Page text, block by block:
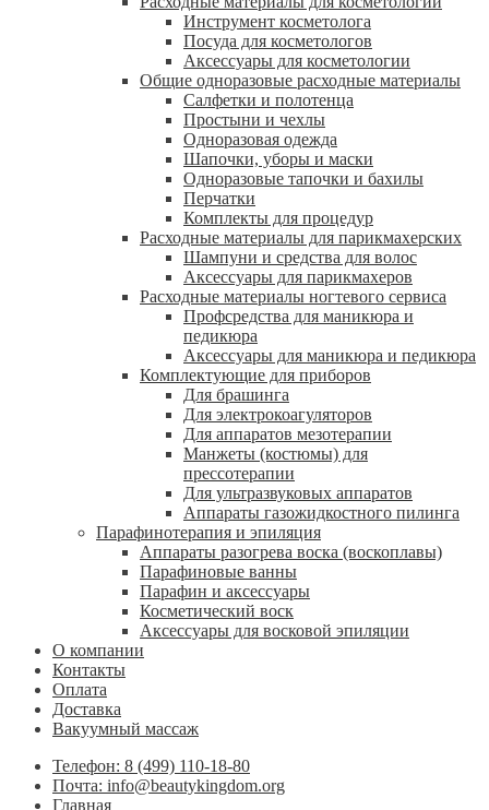
Инструмент косметолога
Посуда для косметологов
Аксессуары для косметологии
Общие одноразовые расходные материалы
Салфетки и полотенца
Простыни и чехлы
Одноразовая одежда
Шапочки, уборы и маски
Одноразовые тапочки и бахилы
Перчатки
Комплекты для процедур
Расходные материалы для парикмахерских
Шампуни и средства для волос
Аксессуары для парикмахеров
Расходные материалы ногтевого сервиса
Профсредства для маникюра и
педикюра
Аксессуары для маникюра и педикюра
Комплектующие для приборов
Для брашинга
Для электрокоагуляторов
Для аппаратов мезотерапии
Манжеты (костюмы) для
прессотерапии
Для ультразвуковых аппаратов
Аппараты газожидкостного пилинга
Парафинотерапия и эпиляция
Аппараты разогрева воска (воскоплавы)
Парафиновые ванны
Парафин и аксессуары
Косметический воск
Аксессуары для восковой эпиляции
О компании
Контакты
Оплата
Доставка
Вакуумный массаж
Телефон: 8 (499) 110-18-80
Почта: info@beautykingdom.org
Главная